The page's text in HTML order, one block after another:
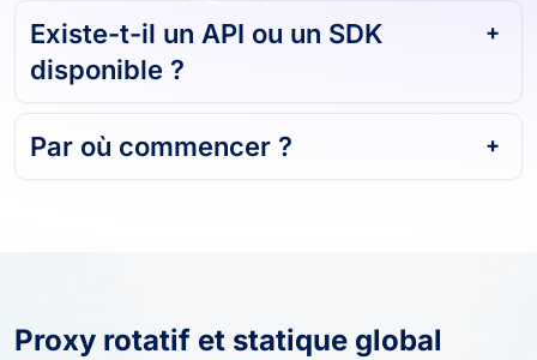
Existe-t-il un API ou un SDK
disponible ?
Par où commencer ?
Proxy rotatif et statique global